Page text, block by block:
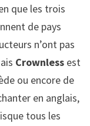
que les trois
de pays
n’ont pas
Crownlessest
ou encore de
en anglais,
tous les